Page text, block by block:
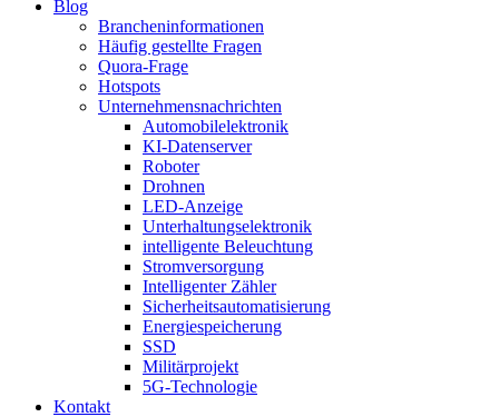
Blog
Brancheninformationen
Häufig gestellte Fragen
Quora-Frage
Hotspots
Unternehmensnachrichten
Automobilelektronik
KI-Datenserver
Roboter
Drohnen
LED-Anzeige
Unterhaltungselektronik
intelligente Beleuchtung
Stromversorgung
Intelligenter Zähler
Sicherheitsautomatisierung
Energiespeicherung
SSD
Militärprojekt
5G-Technologie
Kontakt